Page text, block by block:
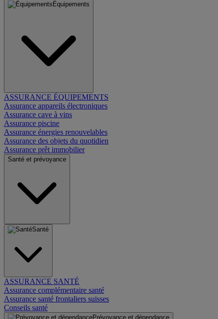
Équipements
ASSURANCE ÉQUIPEMENTS
Assurance appareils électroniques
Assurance cave à vins
Assurance piscine
Assurance énergies renouvelables
Assurance des objets du quotidien
Assurance prêt immobilier
Santé et prévoyance
Santé
ASSURANCE SANTÉ
Assurance complémentaire santé
Assurance santé frontaliers suisses
Conseils santé
Prévoyance et dépendance